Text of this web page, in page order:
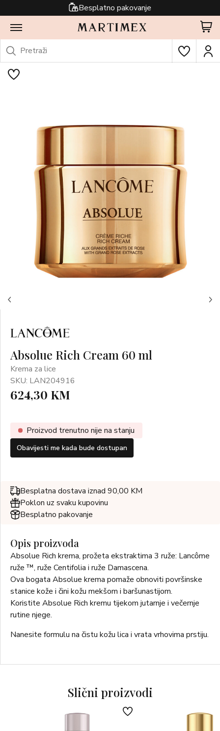
Besplatno pakovanje
Absolue Rich Cream 60 ml
Krema za lice
SKU: LAN204916
624,30 KM
Proizvod trenutno nije na stanju
Obavijesti me kada bude dostupan
Besplatna dostava iznad 90,00 KM
Poklon uz svaku kupovinu
Besplatno pakovanje
Opis proizvoda
Absolue Rich krema, prožeta ekstraktima 3 ruže: Lancôme
ruže ™, ruže Centifolia i ruže Damascena.
Ova bogata Absolue krema pomaže obnoviti površinske
stanice kože i čini kožu mekšom i baršunastijom.
Koristite Absolue Rich kremu tijekom jutarnje i večernje
rutine njege.
Nanesite formulu na čistu kožu lica i vrata vrhovima prstiju.
Slični proizvodi